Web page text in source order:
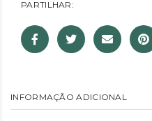
PARTILHAR:
INFORMAÇÃO ADICIONAL